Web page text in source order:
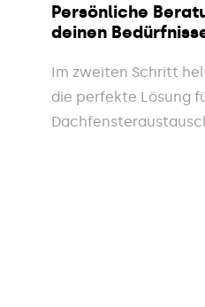
Persönliche
deinen
Im zweiten Schritt
die perfekte Lösung